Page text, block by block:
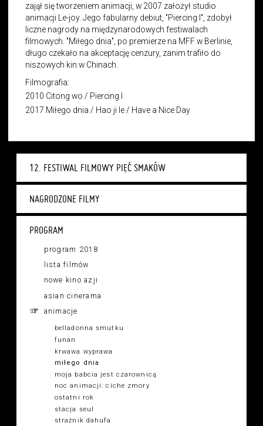
12. FESTIWAL FILMOWY PIĘĆ SMAKÓW
NAGRODZONE FILMY
PROGRAM
program 2018
lista filmów
nowe kino azji
asian cinerama
animacje
belladonna smutku
funan
krwawa wyprawa
miłego dnia
moja babcia jest czarownicą
noc animacji: ciche zmory
ostatni rok
stacja seul
strażnik dahufa
zajął się tworzeniem animacji, w 2007 założył studio
animacji Le-joy. Jego fabularny debiut, "Piercing I", zdobył
liczne nagrody na międzynarodowych festiwalach
filmowych. "Miłego dnia", po premierze na MFF w Berlinie,
długo czekało na akceptację cenzury, zanim trafiło do
niszowych kin w Chinach.
Filmografia:
2010 Citong wo / Piercing I
2017 Miłego dnia / Hao ji le / Have a Nice Day